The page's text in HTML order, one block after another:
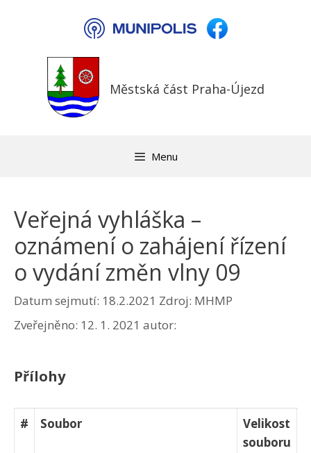
Městská část Praha-Újezd
Menu
Veřejná vyhláška –
oznámení o zahájení řízení
o vydání změn vlny 09
Datum sejmutí: 18.2.2021 Zdroj: MHMP
Zveřejněno: 12. 1. 2021 autor:
Přílohy
# Soubor
Velikost
souboru